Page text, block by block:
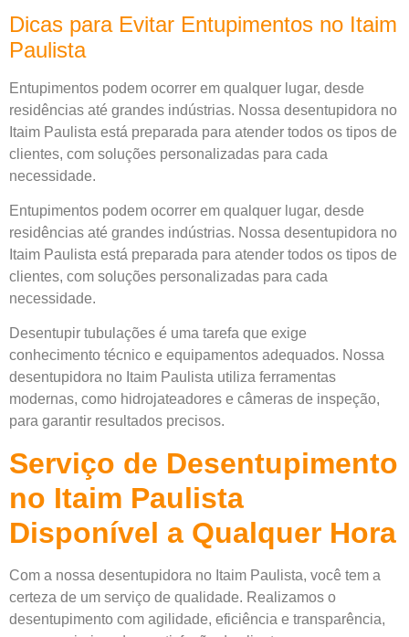
Dicas para Evitar Entupimentos no Itaim
Paulista
Entupimentos podem ocorrer em qualquer lugar, desde
residências até grandes indústrias. Nossa desentupidora no
Itaim Paulista está preparada para atender todos os tipos de
clientes, com soluções personalizadas para cada
necessidade.
Entupimentos podem ocorrer em qualquer lugar, desde
residências até grandes indústrias. Nossa desentupidora no
Itaim Paulista está preparada para atender todos os tipos de
clientes, com soluções personalizadas para cada
necessidade.
Desentupir tubulações é uma tarefa que exige
conhecimento técnico e equipamentos adequados. Nossa
desentupidora no Itaim Paulista utiliza ferramentas
modernas, como hidrojateadores e câmeras de inspeção,
para garantir resultados precisos.
Serviço de Desentupimento
no Itaim Paulista
Disponível a Qualquer Hora
Com a nossa desentupidora no Itaim Paulista, você tem a
certeza de um serviço de qualidade. Realizamos o
desentupimento com agilidade, eficiência e transparência,